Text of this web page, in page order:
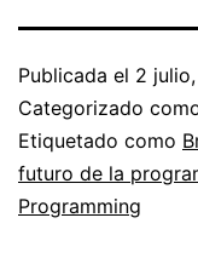
Publicada el 2
Categorizado
Etiquetado como
futuro de la
Programming